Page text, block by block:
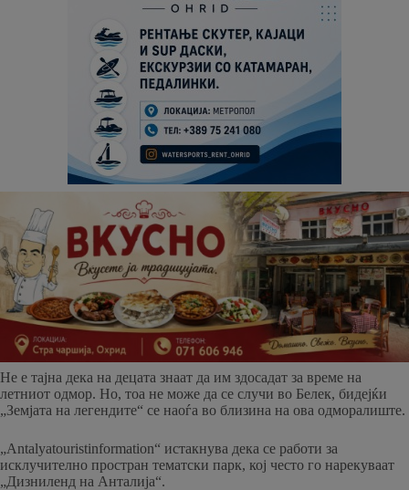
Не е тајна дека на децата знаат да им здосадат за време на
летниот одмор. Но, тоа не може да се случи во Белек, бидејќи
„Земјата на легендите“ се наоѓа во близина на ова одморалиште.
„Antalyatouristinformation“ истакнува дека се работи за
исклучително простран тематски парк, кој често го нарекуваат
„Дизниленд на Анталија“.